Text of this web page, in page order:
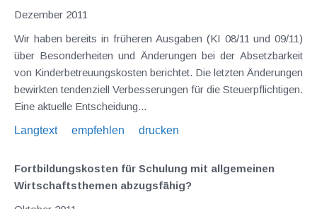
Dezember 2011
Wir haben bereits in früheren Ausgaben (KI 08/11 und 09/11)
über Besonderheiten und Änderungen bei der Absetzbarkeit
von Kinderbetreuungskosten berichtet. Die letzten Änderungen
bewirkten tendenziell Verbesserungen für die Steuerpflichtigen.
Eine aktuelle Entscheidung...
Langtext
empfehlen drucken
Fortbildungskosten für Schulung mit allgemeinen
Wirtschaftsthemen abzugsfähig?